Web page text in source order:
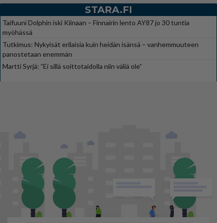
STARA.FI
Taifuuni Dolphin iski Kiinaan – Finnairin lento AY87 jo 30 tuntia
myöhässä
Tutkimus: Nykyisät erilaisia kuin heidän isänsä – vanhemmuuteen
panostetaan enemmän
Martti Syrjä: ”Ei sillä soittotaidolla niin väliä ole”